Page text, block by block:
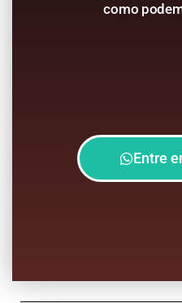
como
Entre